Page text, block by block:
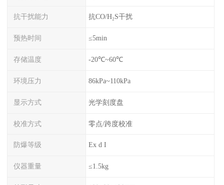
抗干扰能力 抗CO/H₂S干扰
预热时间 ≤5min
存储温度 -20℃~60℃
环境压力 86kPa~110kPa
显示方式 光学刻度盘
校准方式 零点/跨度校准
防爆等级 Ex d I
仪器重量 ≤1.5kg